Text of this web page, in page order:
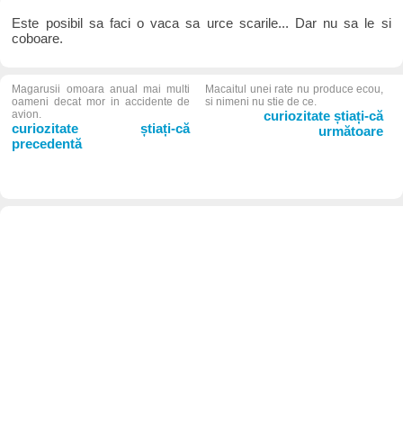
Este posibil sa faci o vaca sa urce scarile... Dar nu sa le si
coboare.
Magarusii omoara anual mai multi
oameni decat mor in accidente de
avion.
curiozitate știați-că
precedentă
Macaitul unei rate nu produce ecou,
si nimeni nu stie de ce.
curiozitate știați-că
următoare